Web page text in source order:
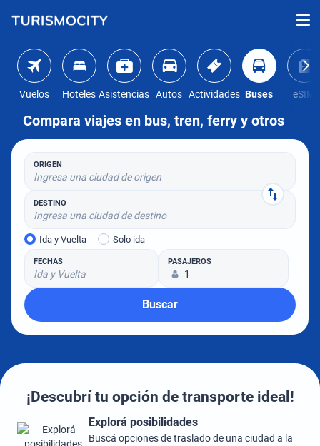
Vuelos Hoteles Asistencias Autos Actividades Buses eSIM
Compara viajes en bus, tren, ferry y otros
ORIGEN
Ingresa una ciudad de origen
DESTINO
Ingresa una ciudad de destino
Ida y Vuelta Solo ida
FECHAS
Ida y Vuelta
PASAJEROS
1
Buscar
¡Descubrí tu opción de transporte ideal!
Explorá posibilidades
Buscá opciones de traslado de una ciudad a la